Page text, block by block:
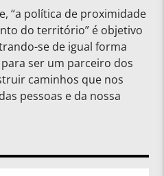
“a política de proximidade
do território” é objetivo
se de igual forma
ser um parceiro dos
caminhos que nos
pessoas e da nossa